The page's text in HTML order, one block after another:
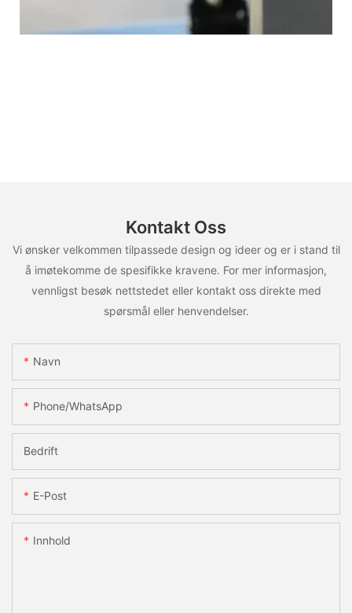
Kontakt Oss
Vi ønsker velkommen tilpassede design og ideer og er i stand til
å imøtekomme de spesifikke kravene. For mer informasjon,
vennligst besøk nettstedet eller kontakt oss direkte med
spørsmål eller henvendelser.
Navn
Phone/whatsApp
Bedrift
E-Post
Innhold